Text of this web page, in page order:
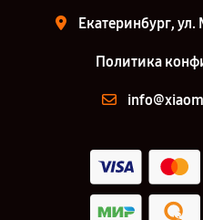
Екатеринбург,
Политика